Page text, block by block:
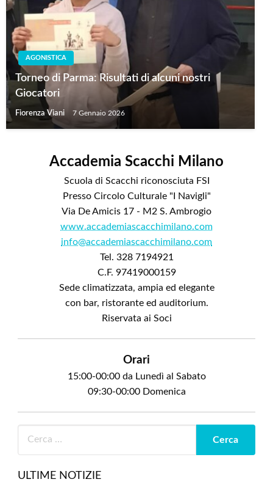
AGONISTICA
Torneo di Parma: Risultati di alcuni nostri
Giocatori
Fiorenza Viani 7 Gennaio 2026
Accademia Scacchi Milano
Scuola di Scacchi riconosciuta FSI
Presso Circolo Culturale "I Navigli"
Via De Amicis 17 - M2 S. Ambrogio
www.accademiascacchimilano.com
info@accademiascacchimilano.com
Tel. 328 7194921
C.F. 97419000159
Sede climatizzata, ampia ed elegante
con bar, ristorante ed auditorium.
Riservata ai Soci
Orari
15:00-00:00 da Lunedì al Sabato
09:30-00:00 Domenica
ULTIME NOTIZIE